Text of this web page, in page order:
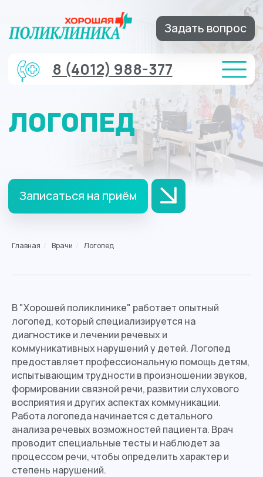
Задать вопрос
ЛОГОПЕД
Главная / Врачи / Логопед
В "Хорошей поликлинике" работает опытный
логопед, который специализируется на
диагностике и лечении речевых и
коммуникативных нарушений у детей. Логопед
предоставляет профессиональную помощь детям,
испытывающим трудности в произношении звуков,
формировании связной речи, развитии слухового
восприятия и других аспектах коммуникации.
Работа логопеда начинается с детального
анализа речевых возможностей пациента. Врач
проводит специальные тесты и наблюдет за
процессом речи, чтобы определить характер и
степень нарушений.